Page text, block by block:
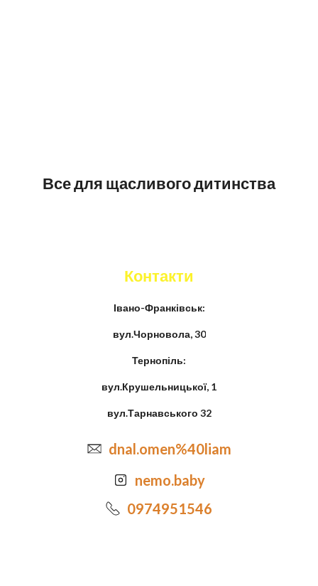
Все для щасливого дитинства
Контакти
Івано-Франківськ:
вул.Чорновола, 30
Тернопіль:
вул.Крушельницької, 1
вул.Тарнавського 32
dnal.omen%40liam
nemo.baby
0974951546